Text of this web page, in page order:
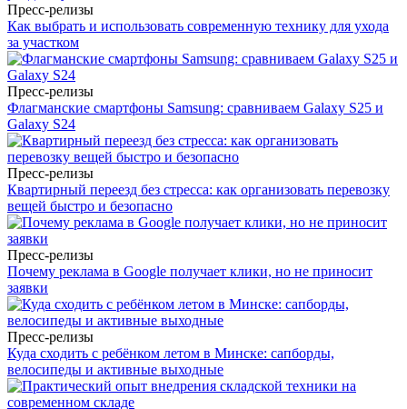
Пресс-релизы
Как выбрать и использовать современную технику для ухода
за участком
Пресс-релизы
Флагманские смартфоны Samsung: сравниваем Galaxy S25 и
Galaxy S24
Пресс-релизы
Квартирный переезд без стресса: как организовать перевозку
вещей быстро и безопасно
Пресс-релизы
Почему реклама в Google получает клики, но не приносит
заявки
Пресс-релизы
Куда сходить с ребёнком летом в Минске: сапборды,
велосипеды и активные выходные